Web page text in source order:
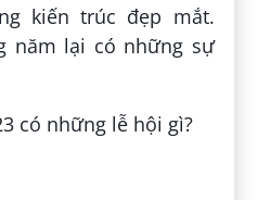
kiến trúc đẹp mắt.
năm lại có những sự